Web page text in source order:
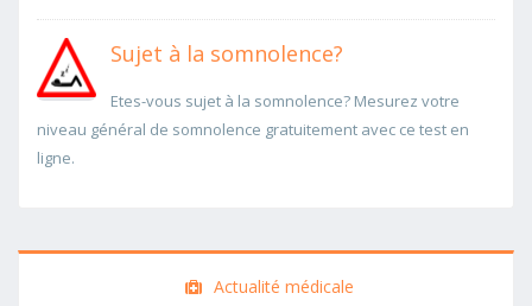
Sujet à la somnolence?
Etes-vous sujet à la somnolence? Mesurez votre
niveau général de somnolence gratuitement avec ce test en
ligne.
Actualité médicale